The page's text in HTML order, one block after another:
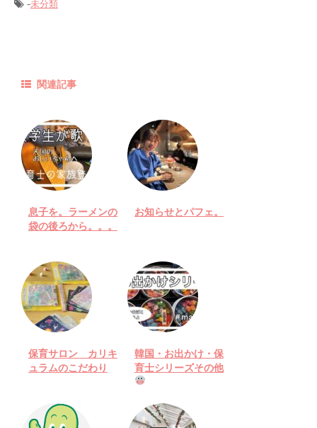
-未分類
関連記事
息子を。ラーメンの
袋の後ろから。。。
お知らせとパフェ。
保育サロン カリキ
ュラムのこだわり
韓国・お出かけ・保
育士シリーズその他